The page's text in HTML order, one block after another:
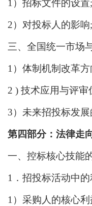
1）招标文件的设置;
2）对投标人的影响;
三、全国统一市场
1）体制机制改革方
2 ) 技术应用与评审
3）未来招投标发展
第四部分：法律走
一、控标核心技能
1．招投标活动中
1）采购人的核心利